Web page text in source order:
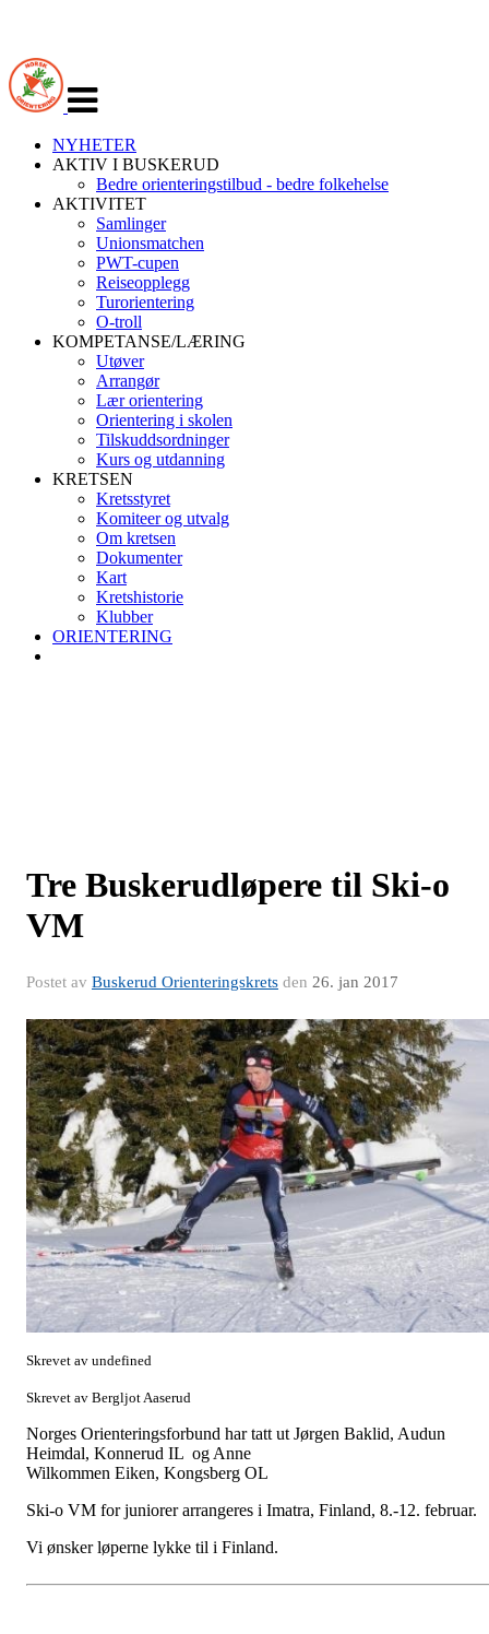
navigasjon
NYHETER
AKTIV I BUSKERUD
Bedre orienteringstilbud - bedre folkehelse
AKTIVITET
Samlinger
Unionsmatchen
PWT-cupen
Reiseopplegg
Turorientering
O-troll
KOMPETANSE/LÆRING
Utøver
Arrangør
Lær orientering
Orientering i skolen
Tilskuddsordninger
Kurs og utdanning
KRETSEN
Kretsstyret
Komiteer og utvalg
Om kretsen
Dokumenter
Kart
Kretshistorie
Klubber
ORIENTERING
Tre Buskerudløpere til Ski-o
VM
Postet av Buskerud Orienteringskrets den 26. jan 2017
Skrevet av undefined
Skrevet av Bergljot Aaserud
Norges Orienteringsforbund har tatt ut Jørgen Baklid, Audun
Heimdal, Konnerud IL og Anne
Wilkommen Eiken, Kongsberg OL
Ski-o VM for juniorer arrangeres i Imatra, Finland, 8.-12. februar.
Vi ønsker løperne lykke til i Finland.